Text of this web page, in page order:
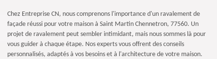
Chez Entreprise CN, nous comprenons l'importance d'un ravalement de
façade réussi pour votre maison à Saint Martin Chennetron, 77560. Un
projet de ravalement peut sembler intimidant, mais nous sommes là pour
vous guider à chaque étape. Nos experts vous offrent des conseils
personnalisés, adaptés à vos besoins et à l'architecture de votre maison.